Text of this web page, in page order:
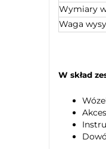
Wymiary
Waga
W skład